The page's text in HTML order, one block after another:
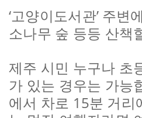
‘고양이도서관’ 주변
소나무 숲 등등 산책
제주 시민 누구나 초
가 있는 경우는 가능
에서 차로 15분 거리